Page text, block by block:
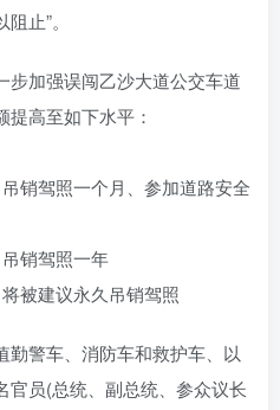
止”。
步加强误闯乙沙大道公交车道
高至如下水平：
销驾照一个月、参加道路安全
销驾照一年
被建议永久吊销驾照
勤警车、消防车和救护车、以
官员(总统、副总统、参众议长